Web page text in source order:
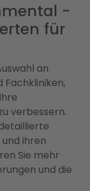
-
für
an
Fachkliniken,
verbessern.
ihren
Sie mehr
und die